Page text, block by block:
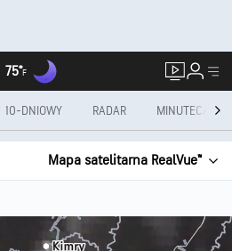
75°F
10-DNIOWY RADAR MINUTECAST®
Mapa satelitarna RealVue™